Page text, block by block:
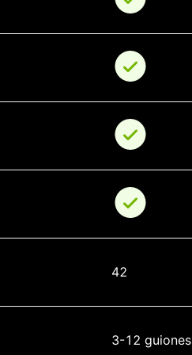
42
3-12 guiones